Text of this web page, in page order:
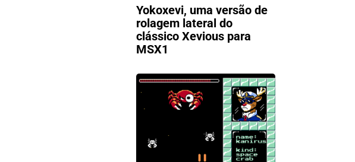
Yokoxevi, uma versão de
rolagem lateral do
clássico Xevious para
MSX1